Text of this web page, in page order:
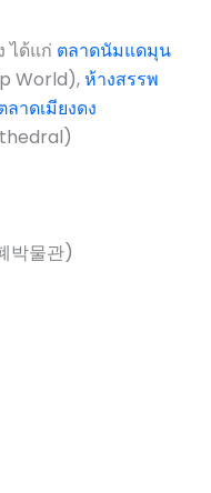
ได้แก่ ตลาดนัมแดมุน
World),ห้างสรรพ
ลาดเมียงดง